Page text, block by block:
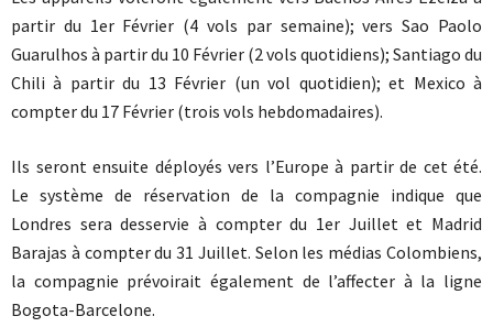
partir du 1er Février (4 vols par semaine); vers Sao Paolo
Guarulhos à partir du 10 Février (2 vols quotidiens); Santiago du
Chili à partir du 13 Février (un vol quotidien); et Mexico à
compter du 17 Février (trois vols hebdomadaires).
Ils seront ensuite déployés vers l’Europe à partir de cet été.
Le système de réservation de la compagnie indique que
Londres sera desservie à compter du 1er Juillet et Madrid
Barajas à compter du 31 Juillet. Selon les médias Colombiens,
la compagnie prévoirait également de l’affecter à la ligne
Bogota-Barcelone.